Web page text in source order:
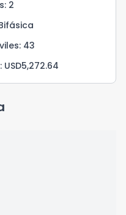
: 2
: 43
: USD5,272.64